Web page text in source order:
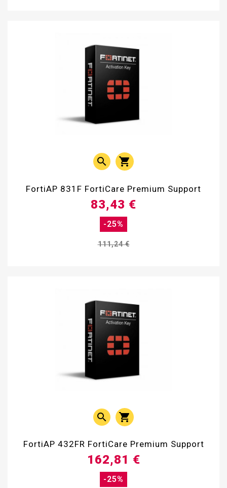
 
FortiAP 831F FortiCare Premium Support
111,24 €
-25%
83,43 €
 
FortiAP 432FR FortiCare Premium Support
-25%
162,81 €